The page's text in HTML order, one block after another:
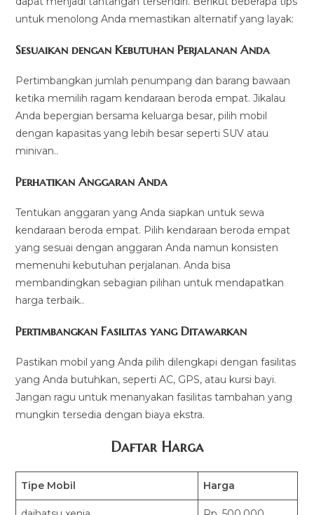
untuk menolong Anda memastikan alternatif yang layak:
Sesuaikan dengan Kebutuhan Perjalanan Anda
Pertimbangkan jumlah penumpang dan barang bawaan
ketika memilih ragam kendaraan beroda empat. Jikalau
Anda bepergian bersama keluarga besar, pilih mobil
dengan kapasitas yang lebih besar seperti SUV atau
minivan..
Perhatikan Anggaran Anda
Tentukan anggaran yang Anda siapkan untuk sewa
kendaraan beroda empat. Pilih kendaraan beroda empat
yang sesuai dengan anggaran Anda namun konsisten
memenuhi kebutuhan perjalanan. Anda bisa
membandingkan sebagian pilihan untuk mendapatkan
harga terbaik..
Pertimbangkan Fasilitas yang Ditawarkan
Pastikan mobil yang Anda pilih dilengkapi dengan fasilitas
yang Anda butuhkan, seperti AC, GPS, atau kursi bayi.
Jangan ragu untuk menanyakan fasilitas tambahan yang
mungkin tersedia dengan biaya ekstra.
Daftar Harga
Tipe Mobil Harga